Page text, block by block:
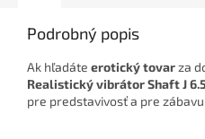
Podrobný popis
Ak hľadáte erotický tovarza
Realistický vibrátor Shaft J
pre predstavivosť a pre